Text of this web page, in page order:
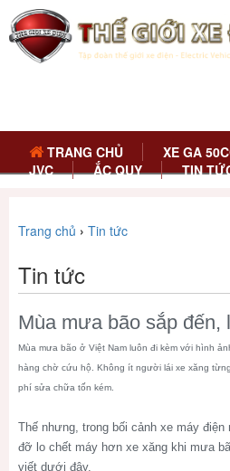
TRANG CHỦ XE GA
JVC
ẮC QUY TIN
Trang chủ › Tin tức
Tin tức
Mùa mưa bão sắp đến,
Mùa mưa bão ở Việt Nam luôn đi kèm với hình
hàng chờ cứu hộ. Không ít người lái xe xăng
phí sửa chữa tốn kém.
Thế nhưng, trong bối cảnh xe máy
đỡ lo chết máy hơn xe xăng khi mưa
viết dưới đây.